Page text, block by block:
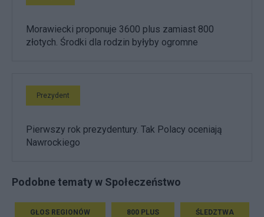
Morawiecki proponuje 3600 plus zamiast 800
złotych. Środki dla rodzin byłyby ogromne
Prezydent
Pierwszy rok prezydentury. Tak Polacy oceniają
Nawrockiego
Podobne tematy w Społeczeństwo
GŁOS REGIONÓW 800 PLUS ŚLEDZTWA